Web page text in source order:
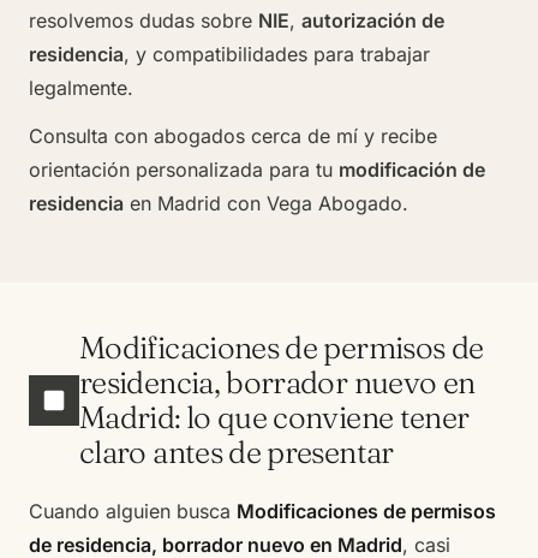
resolvemos dudas sobre NIE, autorización de
residencia, y compatibilidades para trabajar
legalmente.
Consulta con abogados cerca de mí y recibe
orientación personalizada para tu modificación de
residencia en Madrid con Vega Abogado.
Modificaciones de permisos de
residencia, borrador nuevo en
Madrid: lo que conviene tener
claro antes de presentar
Cuando alguien busca Modificaciones de permisos
de residencia, borrador nuevo en Madrid, casi